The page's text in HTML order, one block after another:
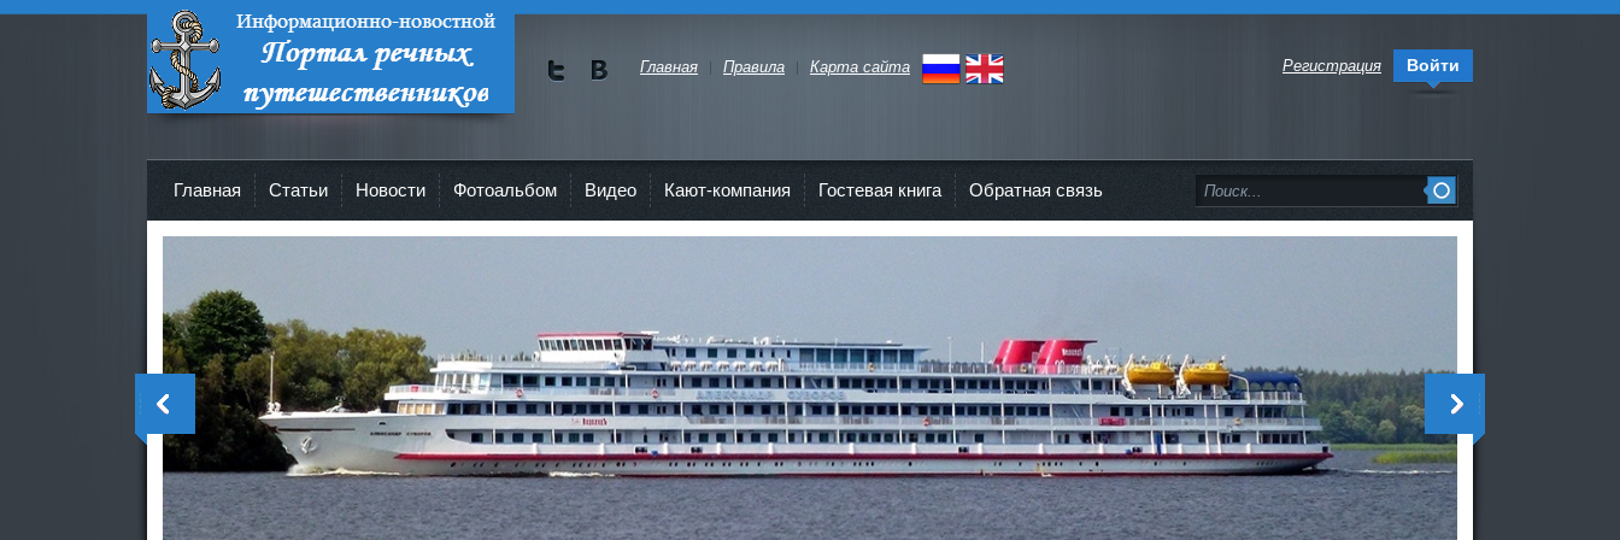
Портал речных путешественников -
Регистрация Войти
Главная Правила Карта сайта
Главная Cтатьи Новости Фотоальбом Видео Кают-компания Гостевая книга Обратная связь
<